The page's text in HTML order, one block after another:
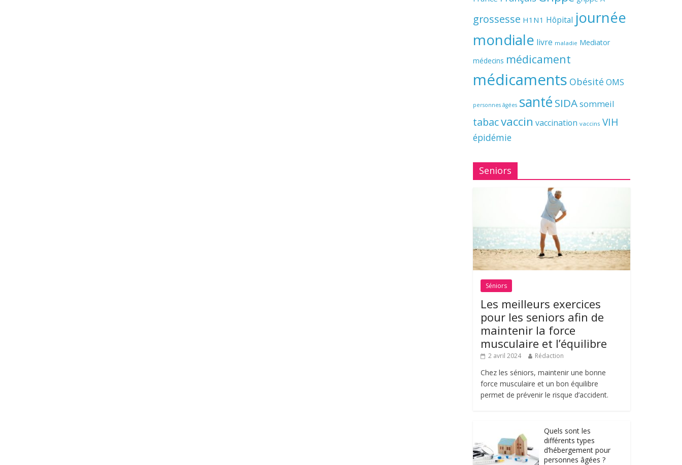
grossesse H1N1 Hôpital journée
mondiale livre maladie Mediator
médecins médicament
médicaments Obésité OMS
personnes âgées santé SIDAsommeil
tabacvaccin vaccination vaccins VIH
épidémie
Seniors
Séniors
Les meilleurs exercices
pour les seniors afin de
maintenir la force
musculaire et l’équilibre
2 avril 2024 Rédaction
Chez les séniors, maintenir une bonne
force musculaire et un bon équilibre
permet de prévenir le risque d’accident.
Quels sont les
différents types
d’hébergement pour
personnes âgées ?